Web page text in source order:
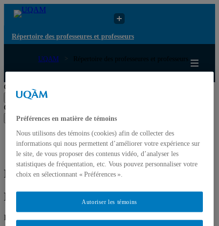
Répertoire des professeures et professeurs
UQAM Répertoire des professeures et professeurs
Chercher par nom ou par expertise
Soumettre la recherche
Chercher par nom ou par expertise
Soumettre la recherche
Liste des professeures et professeurs par départements et
écoles
Mettre à jour votre fiche
Francine Vanlaethem
Francine Vanlaethem
Professeure émérite
Préférences en matière de témoins
Nous utilisons des témoins (cookies) afin de collecter des
informations qui nous permettent d’améliorer votre expérience sur
le site, de vous proposer des contenus vidéo, d’analyser les
statistiques de fréquentation, etc. Vous pouvez personnaliser votre
choix en sélectionnant « Préférences ».
Autoriser les témoins